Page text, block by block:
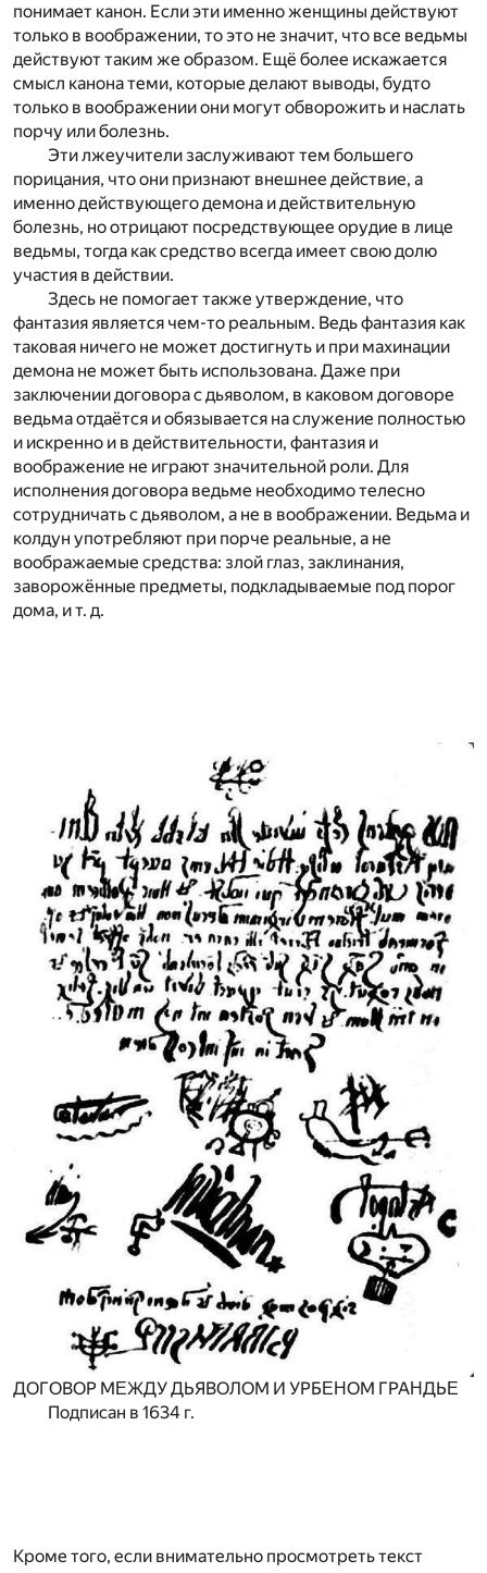
понимает канон. Если эти именно женщины действуют
только в воображении, то это не значит, что все ведьмы
действуют таким же образом. Ещё более искажается
смысл канона теми, которые делают выводы, будто
только в воображении они могут обворожить и наслать
порчу или болезнь.
Эти лжеучители заслуживают тем большего
порицания, что они признают внешнее действие, а
именно действующего демона и действительную
болезнь, но отрицают посредствующее орудие в лице
ведьмы, тогда как средство всегда имеет свою долю
участия в действии.
Здесь не помогает также утверждение, что
фантазия является чем-то реальным. Ведь фантазия как
таковая ничего не может достигнуть и при махинации
демона не может быть использована. Даже при
заключении договора с дьяволом, в каковом договоре
ведьма отдаётся и обязывается на служение полностью
и искренно и в действительности, фантазия и
воображение не играют значительной роли. Для
исполнения договора ведьме необходимо телесно
сотрудничать с дьяволом, а не в воображении. Ведьма и
колдун употребляют при порче реальные, а не
воображаемые средства: злой глаз, заклинания,
заворожённые предметы, подкладываемые под порог
дома, и т. д.
ДOГOBOP MΕЖДУ ДЬЯBOЛOM И УPБΕΗOM ГPAΗДЬΕ
Пoдпиcaн в 1634 г.
Кроме того, если внимательно просмотреть текст